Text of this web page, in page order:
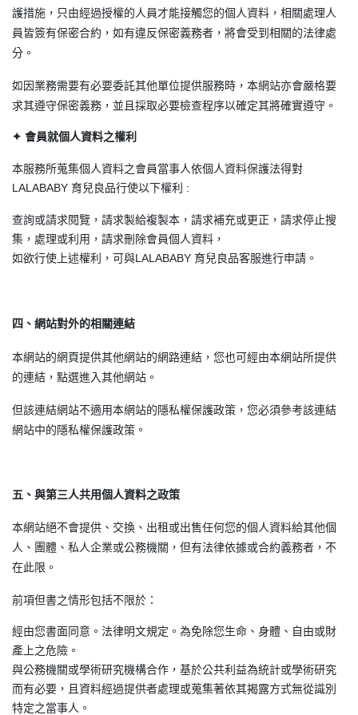
護措施，只由經過授權的人員才能接觸您的個人資料，相關處理人
員皆簽有保密合約，如有違反保密義務者，將會受到相關的法律處
分。
如因業務需要有必要委託其他單位提供服務時，本網站亦會嚴格要
求其遵守保密義務，並且採取必要檢查程序以確定其將確實遵守。
✦ 會員就個人資料之權利
本服務所蒐集個人資料之會員當事人依個人資料保護法得對
LALABABY 育兒良品行使以下權利 :
查詢或請求閱覽，請求製給複製本，請求補充或更正，請求停止搜
集，處理或利用，請求刪除會員個人資料，
如欲行使上述權利，可與LALABABY 育兒良品客服進行申請。
四、網站對外的相關連結
本網站的網頁提供其他網站的網路連結，您也可經由本網站所提供
的連結，點選進入其他網站。
但該連結網站不適用本網站的隱私權保護政策，您必須參考該連結
網站中的隱私權保護政策。
五、與第三人共用個人資料之政策
本網站絕不會提供、交換、出租或出售任何您的個人資料給其他個
人、團體、私人企業或公務機關，但有法律依據或合約義務者，不
在此限。
前項但書之情形包括不限於：
經由您書面同意。法律明文規定。為免除您生命、身體、自由或財
產上之危險。
與公務機關或學術研究機構合作，基於公共利益為統計或學術研究
而有必要，且資料經過提供者處理或蒐集著依其揭露方式無從識別
特定之當事人。